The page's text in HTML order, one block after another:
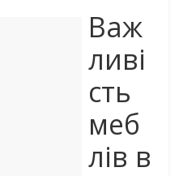
Важ
ливі
сть
меб
лів в